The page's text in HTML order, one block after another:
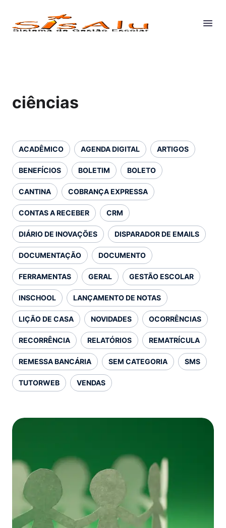
ciências
ACADÊMICO AGENDA DIGITAL ARTIGOS
BENEFÍCIOS BOLETIM BOLETO
CANTINA COBRANÇA EXPRESSA
CONTAS A RECEBER CRM
DIÁRIO DE INOVAÇÕES DISPARADOR DE EMAILS
DOCUMENTAÇÃO DOCUMENTO
FERRAMENTAS GERAL GESTÃO ESCOLAR
INSCHOOL LANÇAMENTO DE NOTAS
LIÇÃO DE CASA NOVIDADES OCORRÊNCIAS
RECORRÊNCIA RELATÓRIOS REMATRÍCULA
REMESSA BANCÁRIA SEM CATEGORIA SMS
TUTORWEB VENDAS